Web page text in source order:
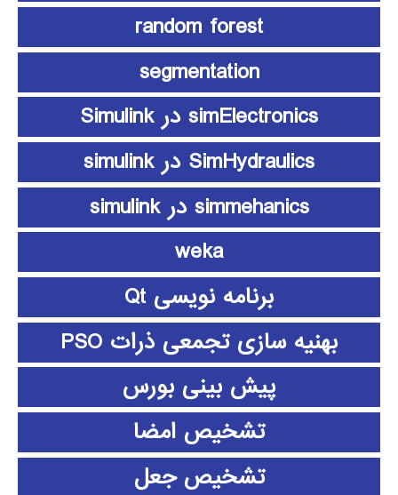
random forest
segmentation
simElectronics در Simulink
SimHydraulics در simulink
simmehanics در simulink
weka
برنامه نویسی Qt
بهنیه سازی تجمعی ذرات PSO
پیش بینی بورس
تشخیص امضا
تشخیص جعل